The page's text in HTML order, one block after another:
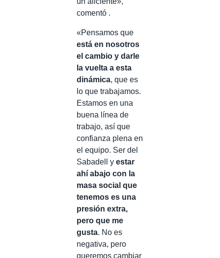
comentó .
«Pensamos que
está en nosotros
el cambio y darle
la vuelta a esta
dinámica, que es
lo que trabajamos.
Estamos en una
buena línea de
trabajo, así que
confianza plena en
el equipo. Ser del
Sabadell y estar
ahí abajo con la
masa social que
tenemos es una
presión extra,
pero que me
gusta. No es
negativa, pero
queremos cambiar